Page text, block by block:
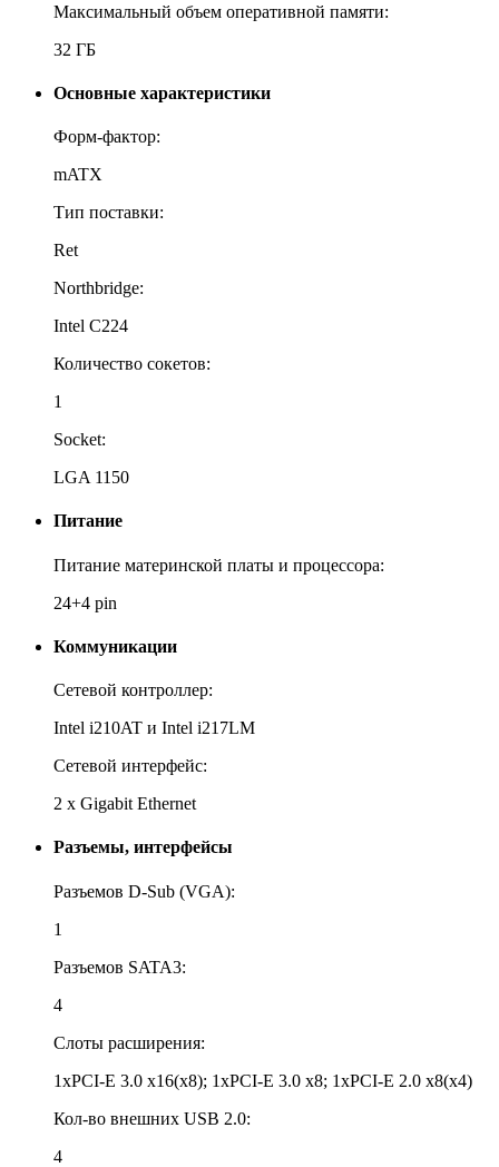
Максимальный объем оперативной памяти:
32 ГБ
Основные характеристики
Форм-фактор:
mATX
Тип поставки:
Ret
Northbridge:
Intel C224
Количество сокетов:
1
Socket:
LGA 1150
Питание
Питание материнской платы и процессора:
24+4 pin
Коммуникации
Сетевой контроллер:
Intel i210AT и Intel i217LM
Сетевой интерфейс:
2 х Gigabit Ethernet
Разъемы, интерфейсы
Разъемов D-Sub (VGA):
1
Разъемов SATA3:
4
Слоты расширения:
1xPCI-E 3.0 x16(x8); 1xPCI-E 3.0 x8; 1xPCI-E 2.0 x8(x4)
Кол-во внешних USB 2.0:
4